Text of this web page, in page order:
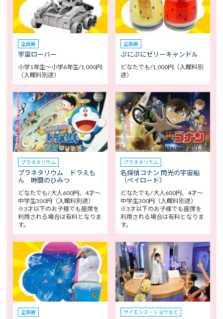
企画展
宇宙ローバー
小学1年生～小学6年生/1,000円
（入館料別途）
企画展
ぷにぷにゼリーキャンドル
どなたでも/1,000円（入館料別
途）
プラネタリウム
プラネタリウム ドラえも
ん 時間のひみつ
どなたでも/ 大人600円、4才～
中学生300円（入館料別途）
※3才以下のお子様でも座席を
利用される場合は有料となりま
す。
プラネタリウム
名探偵コナン 閃光の宇宙船
（ペイロード）
どなたでも/ 大人600円、4才～
中学生300円（入館料別途）
※3才以下のお子様でも座席を
利用される場合は有料となりま
す。
企画展 サイエンス・ショウなど